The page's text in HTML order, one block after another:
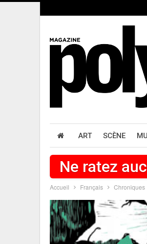
ART SCÈNE
Ne ratez
Accueil Français Chroniques